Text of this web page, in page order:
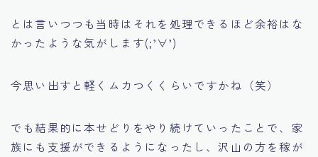
とは言いつつも 当時はそれを処理できるほど余裕はな
かったような気がします(;’∀’)
今思い出すと軽くムカつくくらいですかね（笑）
でも結果的に本せどりをやり続けていったことで、家
族にも支援ができるようになったし、沢山の方を稼が